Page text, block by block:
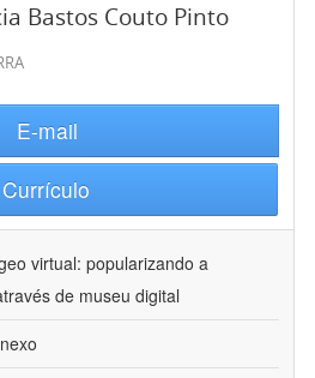
Bastos Couto Pinto
E-mail
Currículo
virtual: popularizando a
de museu digital